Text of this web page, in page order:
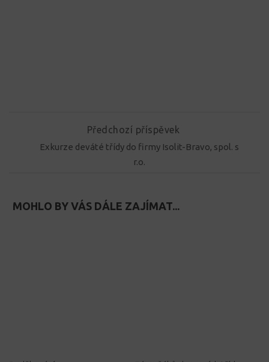
Předchozí příspěvek
Exkurze deváté třídy do firmy Isolit-Bravo, spol. s
r.o.
MOHLO BY VÁS DÁLE ZAJÍMAT...